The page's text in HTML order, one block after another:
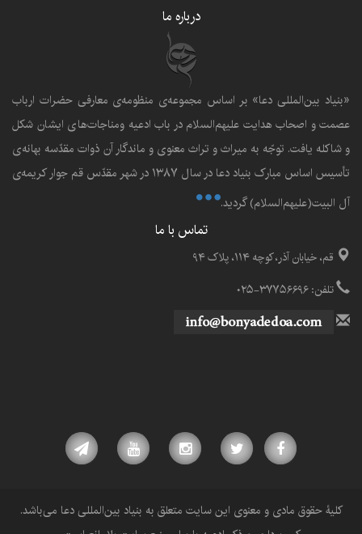
درباره ما
«بنياد بين‌المللى دعا» بر اساس مجموعه‌ی منظومه‌ی معارفى حضرات ارباب
عصمت و اصحاب هدايت عليهم‌السلام در باب ادعيه ومناجات‌هاى ايشان شکل
و شاکله يافت. توجّه به ميراث و تراث معنوى و ماندگار آن ذوات مقدّسه بهانه‌ى
تأسيس اساس مبارک بنياد دعا در سال ۱۳۸۷ در شهر مقدّس قم جوار کريمه‌ی
آل البيت(علیهم‌السلام) گرديد.
تماس با ما
قم، خیابان آذر، کوچه ۱۱۴، پلاک ۹۴
تلفن: ۳۷۷۵۶۶۹۶-۰۲۵
کلیۀ حقوق مادی و معنوی این سایت متعلق به بنیاد بین‌المللی دعا می‌باشد.